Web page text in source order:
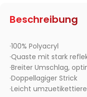
Beschreibung
·100% Polyacryl
·Quaste mit stark
·Breiter Umschlag,
·Doppellagiger Strick
·Leicht